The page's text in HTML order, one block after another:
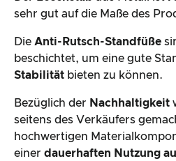
sehr gut auf die Maße des
Die Anti-Rutsch-Standfüße
beschichtet, um eine gute
Stabilität bieten zu können.
Bezüglich der Nachhaltigkeit
seitens des Verkäufers
hochwertigen
einer dauerhaften Nutzung